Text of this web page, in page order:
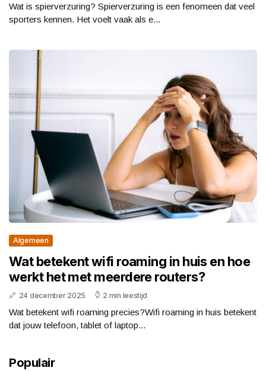
Wat is spierverzuring? Spierverzuring is een fenomeen dat veel
sporters kennen. Het voelt vaak als e...
Algemeen
Wat betekent wifi roaming in huis en hoe
werkt het met meerdere routers?
24 december 2025 2 min leestijd
Wat betekent wifi roaming precies?Wifi roaming in huis betekent
dat jouw telefoon, tablet of laptop...
Populair